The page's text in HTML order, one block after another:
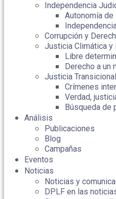
Independencia
Autonomía
Corrupción y
Justicia Climática y
Libre
Derecho a un
Justicia
Crímenes
Verdad,
Búsqueda de
Análisis
Publicaciones
Blog
Campañas
Eventos
Noticias
Noticias y
DPLF en las